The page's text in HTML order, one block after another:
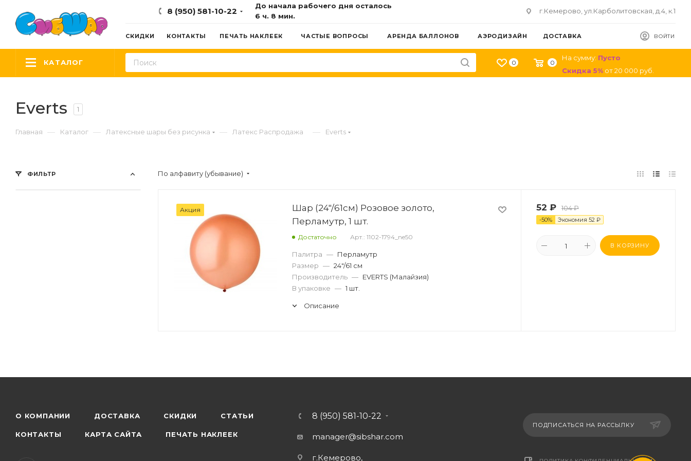
8 (950) 581-10-22
До начала рабочего дня осталось
6 ч. 8 мин.
г.Кемерово, ул.Карболитовская, д.4, к.1
ВОЙТИ
СКИДКИ КОНТАКТЫ ПЕЧАТЬ НАКЛЕЕК ЧАСТЫЕ ВОПРОСЫ АРЕНДА БАЛЛОНОВ АЭРОДИЗАЙН ДОСТАВКА
0 0
На сумму: Пусто
Скидка 5% от20 000 руб.
КАТАЛОГ
Everts 1
Главная — Каталог — Латексные шары без рисунка — Латекс Распродажа — Everts
По алфавиту (убывание)
Акция
Шар (24"/61см) Розовое золото,
Перламутр, 1 шт.
Достаточно Арт.: 1102-1794_ne50
Палитра — Перламутр
Размер — 24"/61 см
Производитель — EVERTS (Малайзия)
В упаковке — 1 шт.
Описание
52 ₽ 104₽
-50% Экономия 52 ₽
В КОРЗИНУ
ФИЛЬТР
О КОМПАНИИ ДОСТАВКА СКИДКИ СТАТЬИ
КОНТАКТЫ КАРТА САЙТА ПЕЧАТЬ НАКЛЕЕК
8 (950) 581-10-22
manager@sibshar.com
г.Кемерово,
ПОДПИСАТЬСЯ НА РАССЫЛКУ